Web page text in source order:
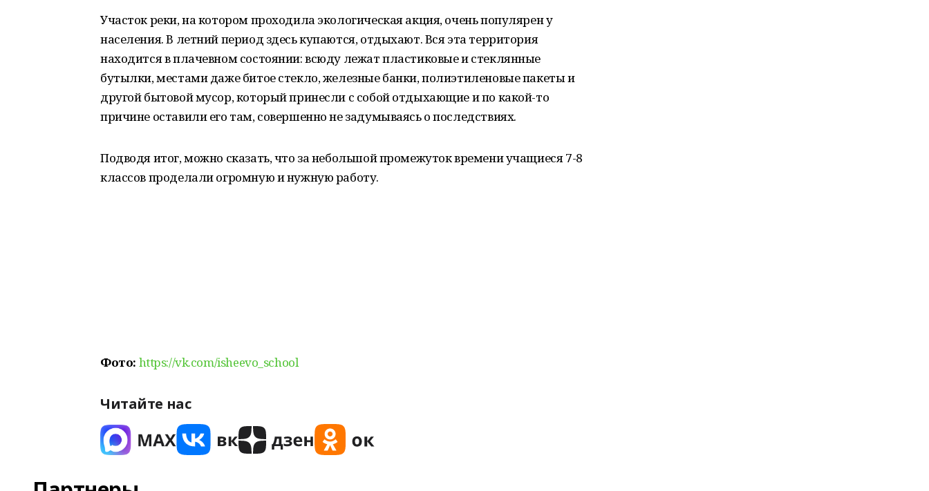
Участок реки, на котором проходила экологическая акция, очень популярен у
населения. В летний период здесь купаются, отдыхают. Вся эта территория
находится в плачевном состоянии: всюду лежат пластиковые и стеклянные
бутылки, местами даже битое стекло, железные банки, полиэтиленовые пакеты и
другой бытовой мусор, который принесли с собой отдыхающие и по какой-то
причине оставили его там, совершенно не задумываясь о последствиях.
Подводя итог, можно сказать, что за небольшой промежуток времени учащиеся 7-8
классов проделали огромную и нужную работу.
Фото: https://vk.com/isheevo_school
Читайте нас